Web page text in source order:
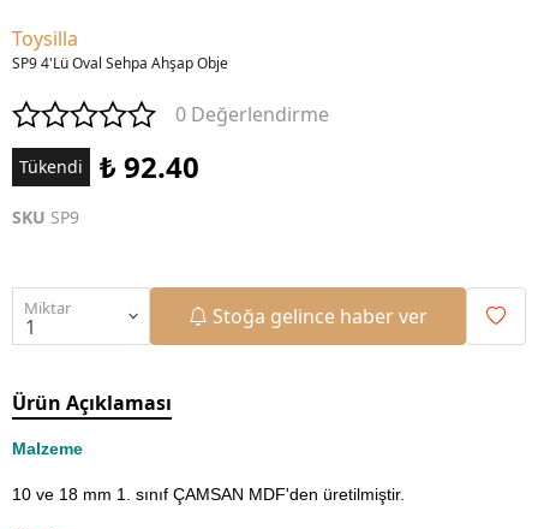
Toysilla
SP9 4'Lü Oval Sehpa Ahşap Obje
0 Değerlendirme
Tükendi ₺ 92.40
SKU SP9
Miktar Stoğa gelince haber ver
Ürün Açıklaması
Malzeme
10 ve 18 mm 1. sınıf ÇAMSAN MDF'den üretilmiştir.